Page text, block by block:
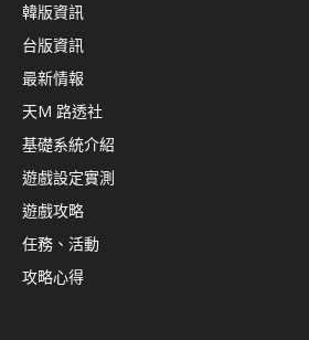
韓版資訊
台版資訊
最新情報
天M 路透社
基礎系統介紹
遊戲設定實測
遊戲攻略
任務、活動
攻略心得